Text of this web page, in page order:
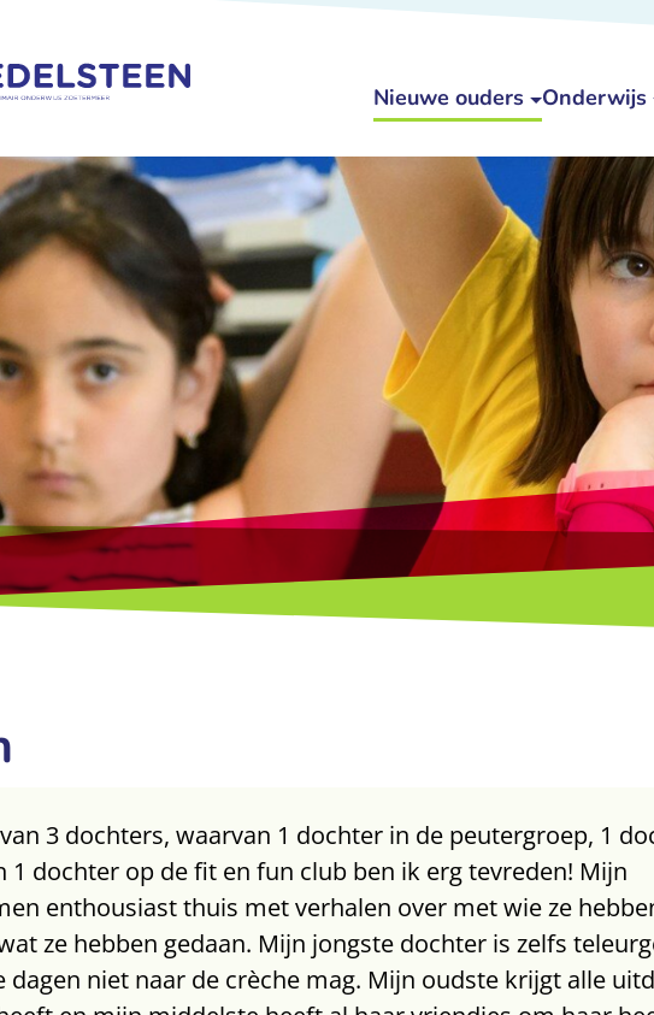
Nieuwe ouders Onderwijs
3 dochters, waarvan 1 dochter in de peutergroep, 1
1 dochter op de fit en fun club ben ik erg tevreden! Mijn
enthousiast thuis met verhalen over met wie ze
ze hebben gedaan. Mijn jongste dochter is zelfs
dagen niet naar de crèche mag. Mijn oudste krijgt alle